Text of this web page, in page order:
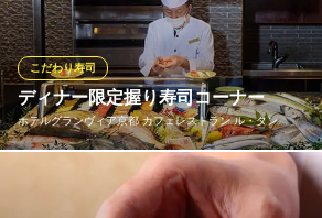
した寿司酢のシャリを使用。独自の熟成技
はじめとした、こだわり溢れる本格的な江
お楽しみ頂くため、酒場価格でご提供いた
鮨酒場スシトフジ
鮨酒場
地下鉄烏丸線京都駅 徒歩7分
京都府京都市下京区七条通新町西入夷之町714 2F
ディナー限定握り寿司コーナー
ホテルグランヴィア京都 カフェレストラン ル・タン
こだわり寿司
ディナー限定で登場する「握り寿司コーナ
すめの魚をネタに、寿司職人が目の前で握